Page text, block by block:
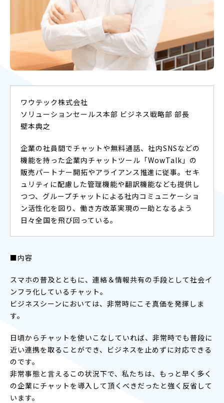
ワウテック株式会社
ソリューションセールス本部 ビジネス戦略部 部長
壁本典之
企業の社員間でチャットや無料通話、社内SNSなどの
機能を持った企業内チャットツール「WowTalk」の
販売パートナー開拓やアライアンス推進に従事。セキ
ュリティに配慮した管理機能や翻訳機能なども提供し
つつ、グループチャットによる社内コミュニケーショ
ン活性化を図り、働き方改革実現の一助となるよう
日々全国を飛び回っている。
■内容
スマホの普及とともに、連絡＆情報共有の手段として社会イ
ンフラ化しているチャット。
ビジネスシーンにおいては、非常時にこそ真価を発揮しま
す。
日頃からチャットを使いこなしていれば、非常時でも普段に
近い連携を取ることができ、ビジネスを止めずに対応できる
のです。
非常事態と言えるこの状況下で、私たちは、もっと早く多く
の企業にチャットを導入して頂くべきだったと強く反省して
います。